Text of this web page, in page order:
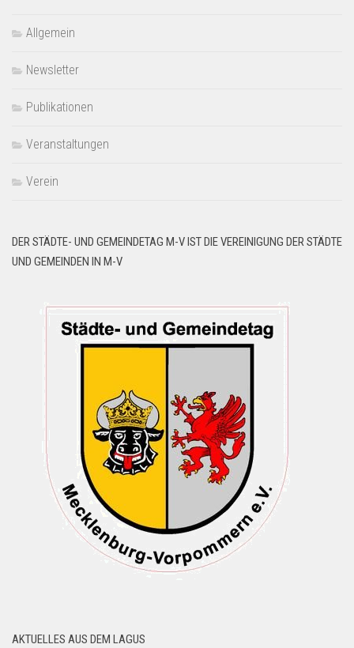
Allgemein
Newsletter
Publikationen
Veranstaltungen
Verein
DER STÄDTE- UND GEMEINDETAG M-V IST DIE VEREINIGUNG DER STÄDTE
UND GEMEINDEN IN M-V
AKTUELLES AUS DEM LAGUS